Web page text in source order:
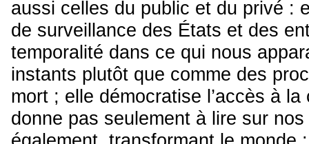
aussi celles du public et du privé :
de surveillance des États et des
temporalité dans ce qui nous
instants plutôt que comme des
mort ; elle démocratise l’accès à
donne pas seulement à lire sur